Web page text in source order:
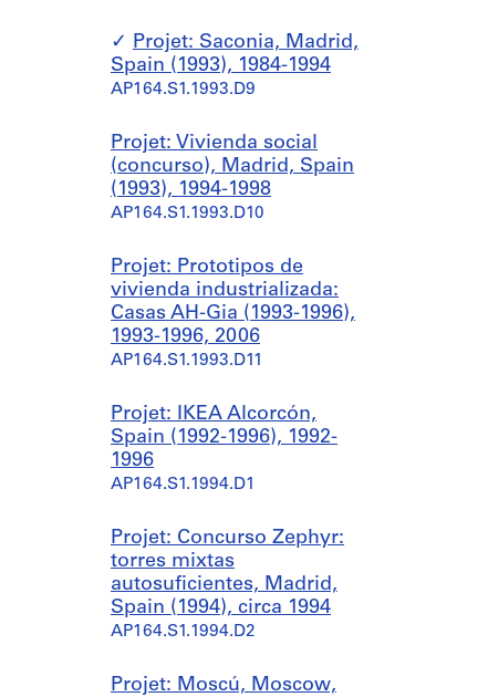
Projet: Saconia, Madrid,
Spain (1993), 1984-1994
AP164.S1.1993.D9
Projet: Vivienda social
(concurso), Madrid, Spain
(1993), 1994-1998
AP164.S1.1993.D10
Projet: Prototipos de
vivienda industrializada:
Casas AH-Gia (1993-1996),
1993-1996, 2006
AP164.S1.1993.D11
Projet: IKEA Alcorcón,
Spain (1992-1996), 1992-
1996
AP164.S1.1994.D1
Projet: Concurso Zephyr:
torres mixtas
autosuficientes, Madrid,
Spain (1994), circa 1994
AP164.S1.1994.D2
Projet: Moscú, Moscow,